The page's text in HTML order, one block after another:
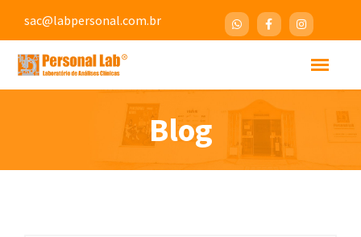
sac@labpersonal.com.br
Blog